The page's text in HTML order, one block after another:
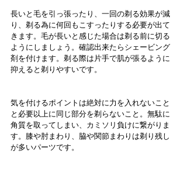
長いと毛を引っ張ったり、一回の剃る効果が減
り、剃る為に何回もこすったりする必要が出て
きます。 毛が長いと感じた場合は剃る前に切る
ようにしましょう。 確認出来たらシェービング
剤を付けます。剃る際は片手で肌が張るように
抑えると剃りやすいです。
気を付けるポイントは絶対に力を入れないこと
と必要以上に同じ部分を剃らないこと 。無駄に
角質を取ってしまい、カミソリ負けに繋がりま
す。膝や肘まわり、脇や関節まわりは剃り残し
が多いパーツです。